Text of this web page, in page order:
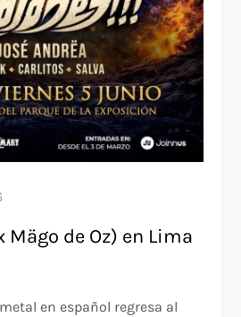
Mägo de Oz) en Lima
en español regresa al